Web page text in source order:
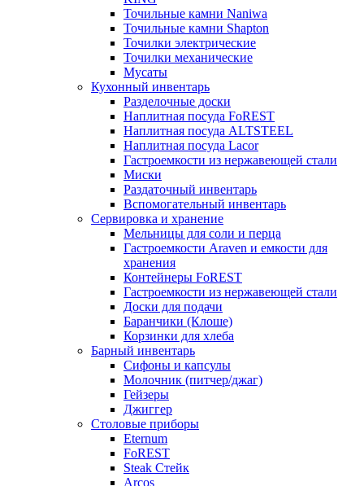
Точильные камни Naniwa
Точильные камни Shapton
Точилки электрические
Точилки механические
Мусаты
Кухонный инвентарь
Разделочные доски
Наплитная посуда FoREST
Наплитная посуда ALTSTEEL
Наплитная посуда Lacor
Гастроемкости из нержавеющей стали
Миски
Раздаточный инвентарь
Вспомогательный инвентарь
Сервировка и хранение
Мельницы для соли и перца
Гастроемкости Araven и емкости для
хранения
Контейнеры FoREST
Гастроемкости из нержавеющей стали
Доски для подачи
Баранчики (Клоше)
Корзинки для хлеба
Барный инвентарь
Сифоны и капсулы
Молочник (питчер/джаг)
Гейзеры
Джиггер
Столовые приборы
Eternum
FoREST
Steak Стейк
Arcos